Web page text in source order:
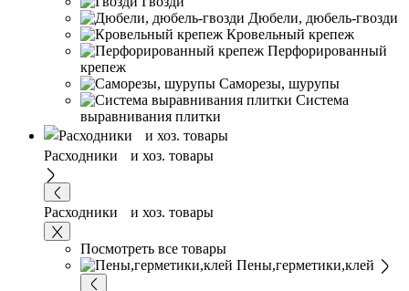
Дюбели, дюбель-гвозди
Кровельный крепеж
Перфорированный
крепеж
Саморезы, шурупы
Система
выравнивания плитĸи
Расходники и хоз. товары
Расходники и хоз. товары
Посмотреть все товары
Пены,герметики,клей